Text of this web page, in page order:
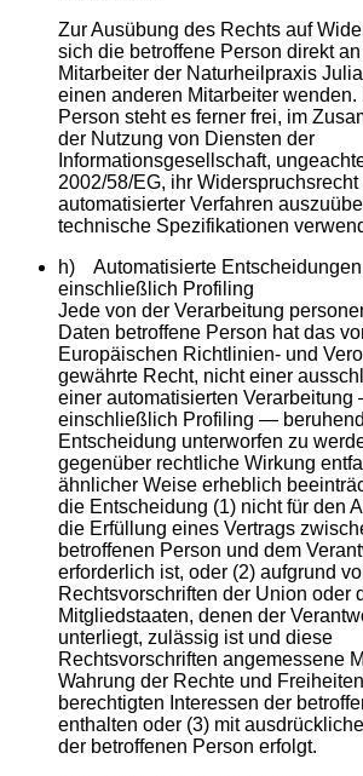
Zur Ausübung des Rechts auf
sich die betroffene Person direkt
Mitarbeiter der Naturheilpraxis
einen anderen Mitarbeiter wenden.
Person steht es ferner frei, im
der Nutzung von Diensten der
Informationsgesellschaft,
2002/58/EG, ihr Widerspruchsrecht
automatisierter Verfahren
technische Spezifikationen
h) Automatisierte Entscheidungen
einschließlich Profiling
Jede von der Verarbeitung
Daten betroffene Person hat das
Europäischen Richtlinien- und
gewährte Recht, nicht einer
einer automatisierten
einschließlich Profiling —
Entscheidung unterworfen zu
gegenüber rechtliche Wirkung
ähnlicher Weise erheblich
die Entscheidung (1) nicht für den
die Erfüllung eines Vertrags
betroffenen Person und dem
erforderlich ist, oder (2) aufgrund
Rechtsvorschriften der Union oder
Mitgliedstaaten, denen der
unterliegt, zulässig ist und diese
Rechtsvorschriften angemessene
Wahrung der Rechte und
berechtigten Interessen der
enthalten oder (3) mit
der betroffenen Person erfolgt.